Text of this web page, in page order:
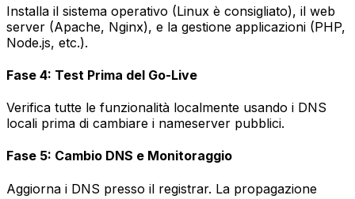
Installa il sistema operativo (Linux è consigliato), il web
server (Apache, Nginx), e la gestione applicazioni (PHP,
Node.js, etc.).
Fase 4: Test Prima del Go-Live
Verifica tutte le funzionalità localmente usando i DNS
locali prima di cambiare i nameserver pubblici.
Fase 5: Cambio DNS e Monitoraggio
Aggiorna i DNS presso il registrar. La propagazione